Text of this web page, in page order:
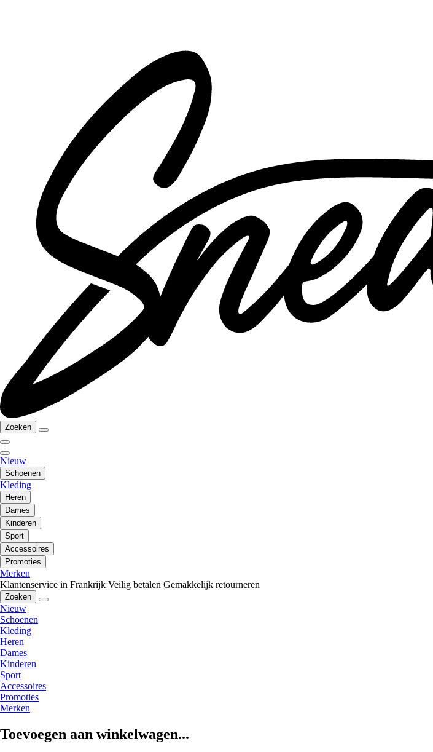
Zoeken
Nieuw
Schoenen
Kleding
Heren
Dames
Kinderen
Sport
Accessoires
Promoties
Merken
Klantenservice in Frankrijk Veilig betalen Gemakkelijk retourneren
Zoeken
Nieuw
Schoenen
Kleding
Heren
Dames
Kinderen
Sport
Accessoires
Promoties
Merken
Toevoegen aan winkelwagen...